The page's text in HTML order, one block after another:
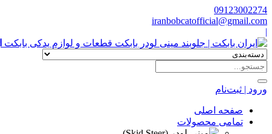
09123002274
iranbobcatofficial@gmail.com
|
ورود | ثبت‌نام
صفحه اصلی
تمامی محصولات